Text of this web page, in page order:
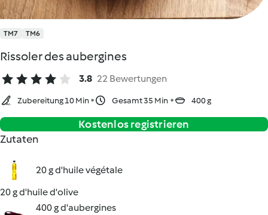
TM7 TM6
Rissoler des aubergines
3.8 22 Bewertungen
Zubereitung 10 Min Gesamt 35 Min 400 g
Kostenlos registrieren
Zutaten
20 g d'huile végétale
20 g d'huile d'olive
400 g d'aubergines